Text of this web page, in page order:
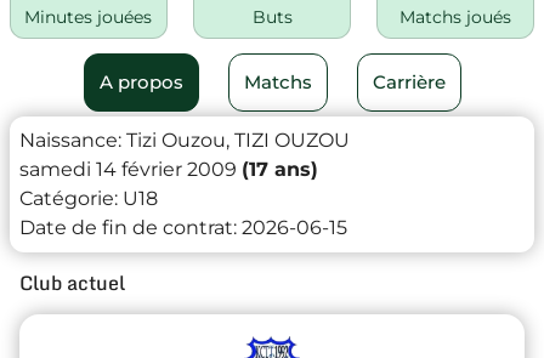
Minutes jouées Buts Matchs joués
A propos Matchs Carrière
Naissance: Tizi Ouzou, TIZI OUZOU
samedi 14 février 2009 (17 ans)
Catégorie: U18
Date de fin de contrat: 2026-06-15
Club actuel